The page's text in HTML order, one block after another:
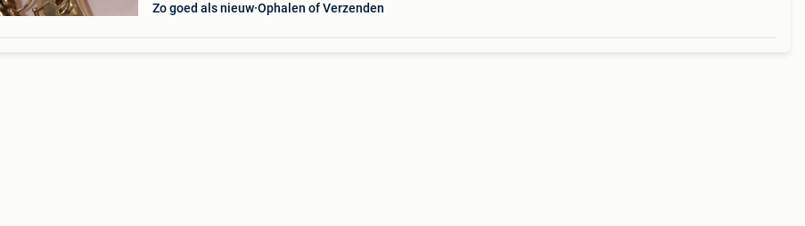
Zo goed als nieuw Ophalen of Verzenden